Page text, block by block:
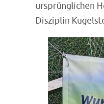
ursprünglichen
Disziplin